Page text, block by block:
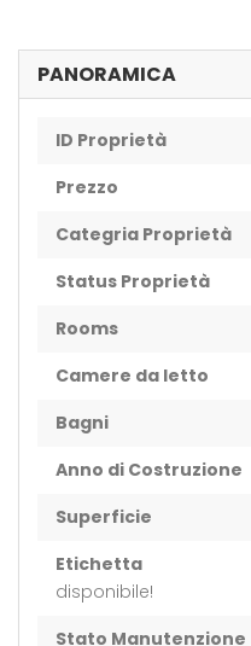
PANORAMICA
ID Proprietà
Prezzo
Categria Proprietà
Status Proprietà
Rooms
Camere da letto
Bagni
Anno di Costruzione
Superficie
Etichetta
disponibile!
Stato Manutenzione